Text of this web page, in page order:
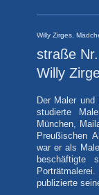
Willy Zirges,
straße
Willy
Der Maler
studierte
München,
Preußischen
war er als
beschäftigte
publizierte